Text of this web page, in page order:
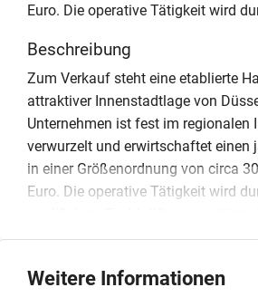
Euro. Die operative Tätigkeit wird
Beschreibung
Zum Verkauf steht eine etablierte
attraktiver Innenstadtlage von
Unternehmen ist fest im regionalen
verwurzelt und erwirtschaftet einen
in einer Größenordnung von circa
Euro. Die operative Tätigkeit wird
Branchenkenntnisse verfügen. Der
eingebunden, strebt jedoch aus
Weitere Informationen